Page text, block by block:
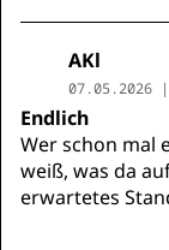
AKl
07.05.2026
Endlich
Wer schon mal
weiß, was da
erwartetes